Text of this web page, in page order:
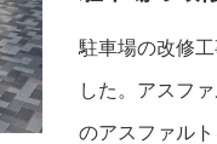
駐車場の改修
した。アスフ
のアスファル